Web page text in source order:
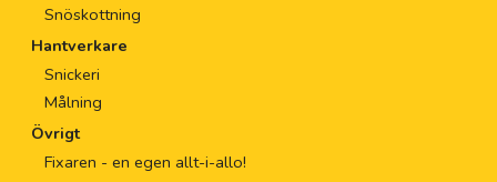
Snöskottning
Hantverkare
Snickeri
Målning
Övrigt
Fixaren - en egen allt-i-allo!